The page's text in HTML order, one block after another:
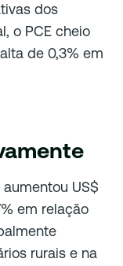
dos
o PCE cheio
de 0,3% em
US$
em relação
rurais e na